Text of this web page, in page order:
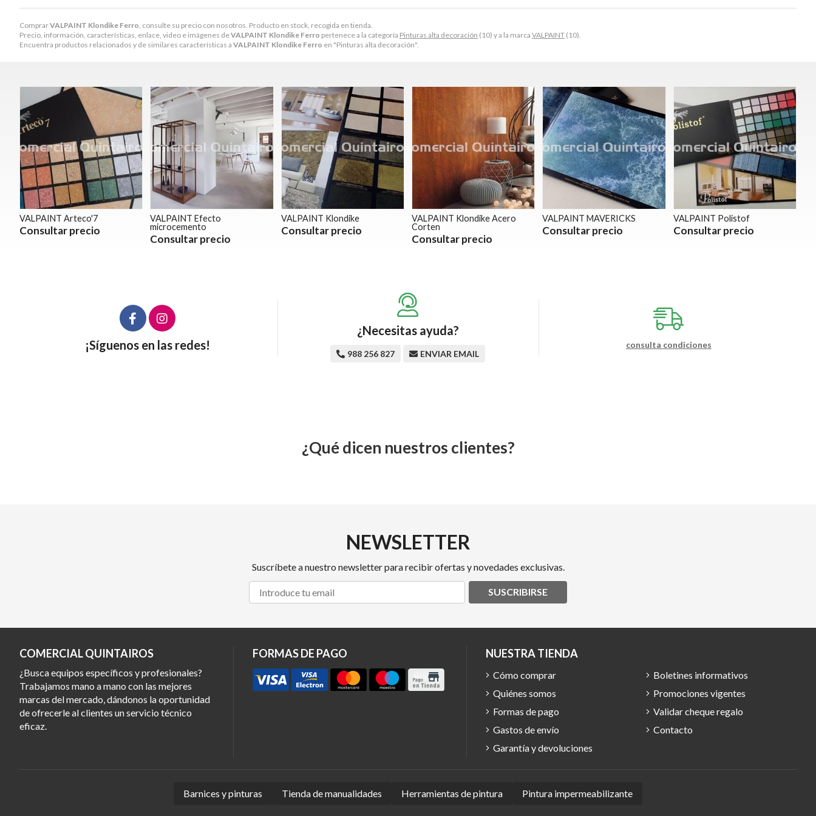
ComprarVALPAINT Klondike Ferro , consulte su precio con nosotros. Producto en stock, recogida en tienda.
Precio, información, características, enlace, video e imágenes deVALPAINT Klondike Ferro pertenece a la categoría Pinturas alta decoración (10) y a la marca VALPAINT (10).
Encuentra productos relacionados y de similares características a VALPAINT Klondike Ferro en "Pinturas alta decoración".
VALPAINT Arteco'7
Consultar precio
VALPAINT Efecto
microcemento
Consultar precio
VALPAINT Klondike
Consultar precio
VALPAINT Klondike Acero
Corten
Consultar precio
VALPAINT MAVERICKS
Consultar precio
VALPAINT Polistof
Consultar precio
¡Síguenos en las redes!
¿Necesitas ayuda?
988 256 827 ENVIAR EMAIL
consulta condiciones
¿Qué dicen nuestros clientes?
NEWSLETTER
Suscríbete a nuestro newsletter para recibir ofertas y novedades exclusivas.
SUSCRIBIRSE
COMERCIAL QUINTAIROS
¿Busca equipos específicos y profesionales?
Trabajamos mano a mano con las mejores
marcas del mercado, dándonos la oportunidad
de ofrecerle al clientes un servicio técnico
eficaz.
FORMAS DE PAGO NUESTRA TIENDA
Cómo comprar
Quiénes somos
Formas de pago
Gastos de envío
Garantía y devoluciones
Boletines informativos
Promociones vigentes
Validar cheque regalo
Contacto
Barnices y pinturas Tienda de manualidades Herramientas de pintura Pintura impermeabilizante